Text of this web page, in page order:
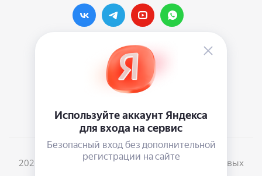
Наши контакты
info@vinylmarkt.ru
2026 © Винилмаркт - интернет-магазин виниловых